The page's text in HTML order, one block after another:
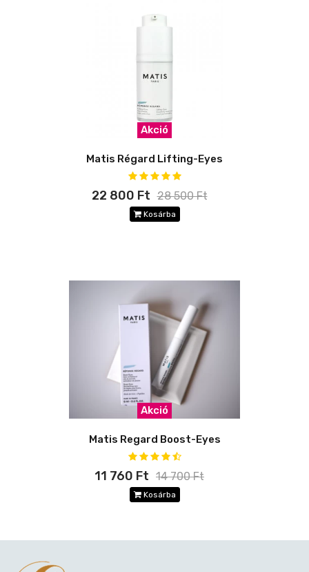
Akció
Matis Régard Lifting-Eyes
22 800 Ft 28 500 Ft
Kosárba
Akció
Matis Regard Boost-Eyes
11 760 Ft 14 700 Ft
Kosárba